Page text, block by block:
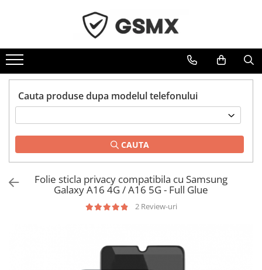
Folii de protectie
Folii Samsung
Folii Iphone
Folii Motorola
Folii OnePlus
Cauta produse dupa modelul telefonului
CAUTA
Folie sticla privacy compatibila cu Samsung
Galaxy A16 4G / A16 5G - Full Glue
2 Review-uri